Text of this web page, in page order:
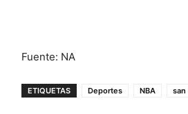
Fuente: NA
ETIQUETAS Deportes NBA san